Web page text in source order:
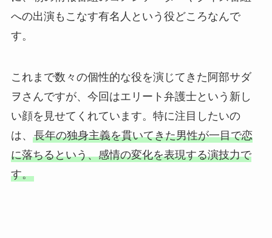
への出演もこなす有名人という役どころなんで
す。
これまで数々の個性的な役を演じてきた阿部サダ
ヲさんですが、今回はエリート弁護士という新し
い顔を見せてくれています。特に注目したいの
は、 長年の独身主義を貫いてきた男性が一目で恋
に落ちるという、感情の変化を表現する演技力で
す。